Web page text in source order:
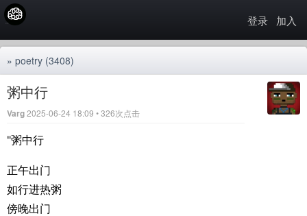
登录 加入
» poetry (3408)
粥中行
Varg2025-06-24 18:09 • 326次点击
"粥中行
正午出门
如行进热粥
傍晚出门